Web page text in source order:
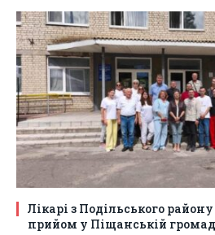
Лікарі з Подільського
прийом у Піщанській